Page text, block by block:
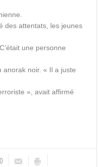
des attentats, les jeunes
une personne
anorak noir. « Il a juste
», avait affirmé
0